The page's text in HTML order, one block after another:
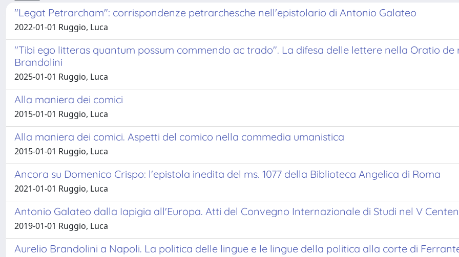
"Legat Petrarcham": corrispondenze petrarchesche nell'epistolario di Antonio Galateo
2022-01-01 Ruggio, Luca
"Tibi ego litteras quantum possum commendo ac trado". La difesa delle lettere nella Oratio
Brandolini
2025-01-01 Ruggio, Luca
Alla maniera dei comici
2015-01-01 Ruggio, Luca
Alla maniera dei comici. Aspetti del comico nella commedia umanistica
2015-01-01 Ruggio, Luca
Ancora su Domenico Crispo: l'epistola inedita del ms. 1077 della Biblioteca Angelica di Roma
2021-01-01 Ruggio, Luca
Antonio Galateo dalla Iapigia all'Europa. Atti del Convegno Internazionale di Studi nel V
2019-01-01 Ruggio, Luca
Aurelio Brandolini a Napoli. La politica delle lingue e le lingue della politica alla corte di